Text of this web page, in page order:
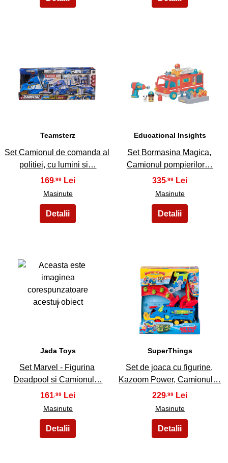
5
Teamsterz
Set Camionul de comanda al
politiei, cu lumini si…
169 ,99
Masinute
6
Educational Insights
Set Bormasina Magica,
Camionul pompierilor…
335 ,99
Masinute
7
Jada Toys
Set Marvel - Figurina
Deadpool si Camionul…
161,99
Masinute
8
SuperThings
Set de joaca cu figurine,
Kazoom Power, Camionul…
229,99
Masinute